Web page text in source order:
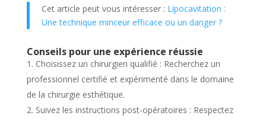
Cet article peut vous intéresser : Lipocavitation :
Une technique minceur efficace ou un danger ?
Conseils pour une expérience réussie
Choisissez un chirurgien qualifié : Recherchez un
professionnel certifié et expérimenté dans le domaine
de la chirurgie esthétique.
Suivez les instructions post-opératoires : Respectez